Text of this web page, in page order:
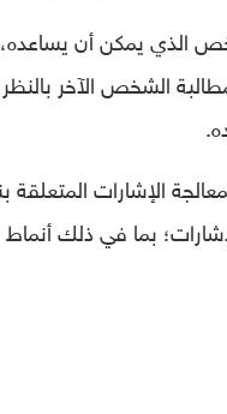
الذي يمكن أن
الشخص الآخر
الإشارات المتعلقة
بما في ذلك